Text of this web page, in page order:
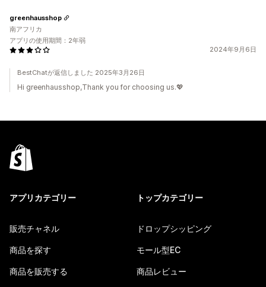
2024年9月6日
greenhausshop
南アフリカ
アプリの使用期間：2年弱
BestChatが返信しました 2025年3月26日
Hi greenhausshop,Thank you for choosing us.💖
アプリカテゴリー
販売チャネル
商品を探す
商品を販売する
トップカテゴリー
ドロップシッピング
モール型EC
商品レビュー